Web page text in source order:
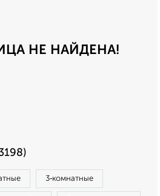
НЕ НАЙДЕНА!
3‑комнатные